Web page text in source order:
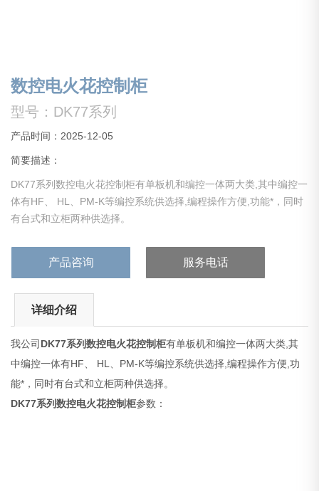
数控电火花控制柜
型号：DK77系列
产品时间：2025-12-05
简要描述：
DK77系列数控电火花控制柜有单板机和编控一体两大类,其中编控一
体有HF、 HL、PM-K等编控系统供选择,编程操作方便,功能*，同时
有台式和立柜两种供选择。
产品咨询 服务电话
详细介绍
我公司 DK77系列数控电火花控制柜有单板机和编控一体两大类,其
中编控一体有HF、 HL、PM-K等编控系统供选择,编程操作方便,功
能*，同时有台式和立柜两种供选择。
DK77系列数控电火花控制柜参数：